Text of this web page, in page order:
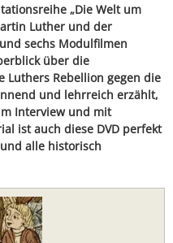
„Die Welt um
Luther und der
sechs Modulfilmen
über die
Luthers Rebellion gegen die
und lehrreich erzählt,
Interview und mit
ist auch diese DVD perfekt
alle historisch